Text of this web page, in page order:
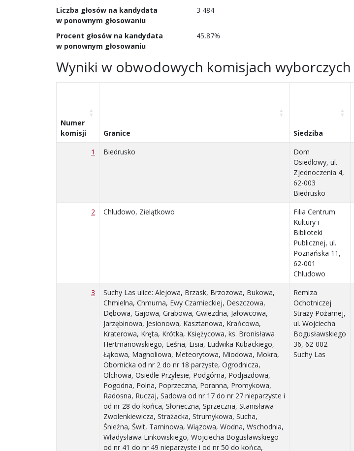
Liczba głosów na kandydata
w ponownym głosowaniu
3 484
Procent głosów na kandydata
w ponownym głosowaniu
45,87%
Wyniki w obwodowych komisjach wyborczych
Numer
komisji
Granice Siedziba
1
Biedrusko
Dom
Osiedlowy, ul.
Zjednoczenia 4,
62-003
Biedrusko
2 Chludowo, Zielątkowo
Filia Centrum
Kultury i
Biblioteki
Publicznej, ul.
Poznańska 11,
62-001
Chludowo
3
Suchy Las ulice: Alejowa, Brzask, Brzozowa, Bukowa,
Chmielna, Chmurna, Ewy Czarnieckiej, Deszczowa,
Dębowa, Gajowa, Grabowa, Gwiezdna, Jałowcowa,
Jarzębinowa, Jesionowa, Kasztanowa, Krańcowa,
Kraterowa, Kręta, Krótka, Księżycowa, ks. Bronisława
Hertmanowskiego, Leśna, Lisia, Ludwika Kubackiego,
Łąkowa, Magnoliowa, Meteorytowa, Miodowa, Mokra,
Obornicka od nr 2 do nr 18 parzyste, Ogrodnicza,
Olchowa, Osiedle Przylesie, Podgórna, Podjazdowa,
Pogodna, Polna, Poprzeczna, Poranna, Promykowa,
Radosna, Ruczaj, Sadowa od nr 17 do nr 27 nieparzyste i
od nr 28 do końca, Słoneczna, Sprzeczna, Stanisława
Zwolenkiewicza, Strażacka, Strumykowa, Sucha,
Śnieżna, Świt, Tarninowa, Wiązowa, Wodna, Wschodnia,
Władysława Linkowskiego, Wojciecha Bogusławskiego
od nr 41 do nr 49 nieparzyste i od nr 50 do końca,
Remiza
Ochotniczej
Straży Pożarnej,
ul. Wojciecha
Bogusławskiego
36, 62-002
Suchy Las